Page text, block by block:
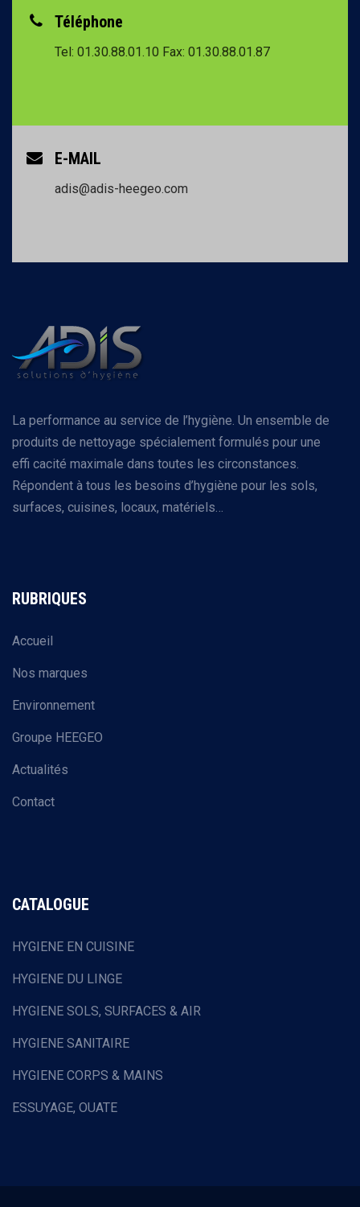
Téléphone
Tel: 01.30.88.01.10 Fax: 01.30.88.01.87
E-MAIL
adis@adis-heegeo.com
La performance au service de l’hygiène. Un ensemble de
produits de nettoyage spécialement formulés pour une
effi cacité maximale dans toutes les circonstances.
Répondent à tous les besoins d’hygiène pour les sols,
surfaces, cuisines, locaux, matériels…
RUBRIQUES
Accueil
Nos marques
Environnement
Groupe HEEGEO
Actualités
Contact
CATALOGUE
HYGIENE EN CUISINE
HYGIENE DU LINGE
HYGIENE SOLS, SURFACES & AIR
HYGIENE SANITAIRE
HYGIENE CORPS & MAINS
ESSUYAGE, OUATE